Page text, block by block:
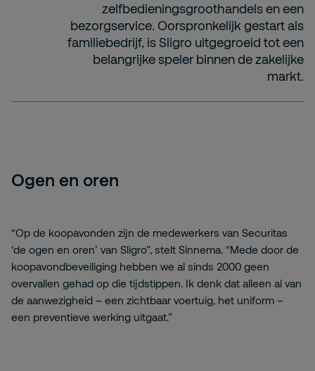
Ogen en oren
“Op de koopavonden zijn de medewerkers van Securitas
‘de ogen en oren’ van Sligro”, stelt Sinnema. “Mede door de
koopavondbeveiliging hebben we al sinds 2000 geen
overvallen gehad op die tijdstippen. Ik denk dat alleen al van
de aanwezigheid – een zichtbaar voertuig, het uniform –
een preventieve werking uitgaat.”
zelfbedieningsgroothandels en een
bezorgservice. Oorspronkelijk gestart als
familiebedrijf, is Sligro uitgegroeid tot een
belangrijke speler binnen de zakelijke
markt.